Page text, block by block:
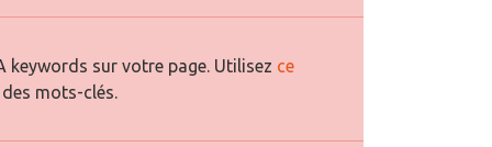
keywords sur votre page. Utilisez ce
mots-clés.